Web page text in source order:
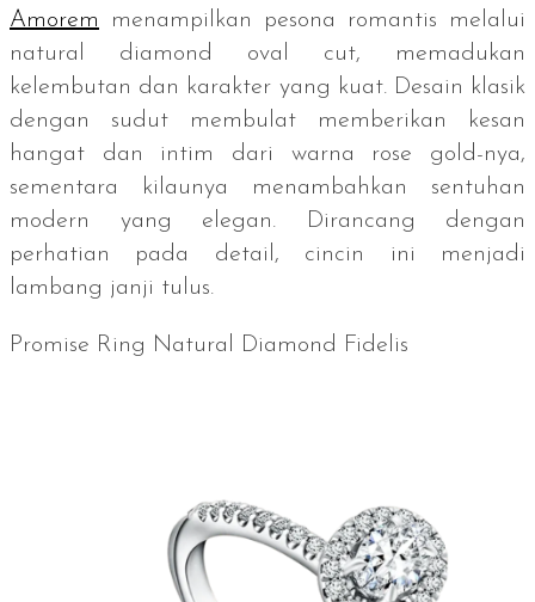
Amorem menampilkan pesona romantis melalui
natural diamond oval cut, memadukan
kelembutan dan karakter yang kuat. Desain klasik
dengan sudut membulat memberikan kesan
hangat dan intim dari warna rose gold-nya,
sementara kilaunya menambahkan sentuhan
modern yang elegan. Dirancang dengan
perhatian pada detail, cincin ini menjadi
lambang janji tulus.
Promise Ring Natural Diamond Fidelis